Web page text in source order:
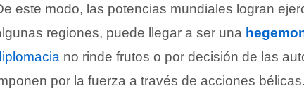
este modo, las potencias mundiales logran
regiones, puede llegar a ser una
no rinde frutos o por decisión de las
por la fuerza a través de acciones bélicas.